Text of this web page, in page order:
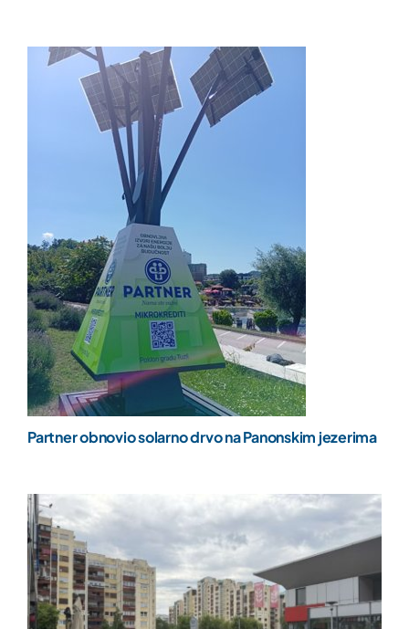
Partner obnovio solarno drvo na Panonskim jezerima